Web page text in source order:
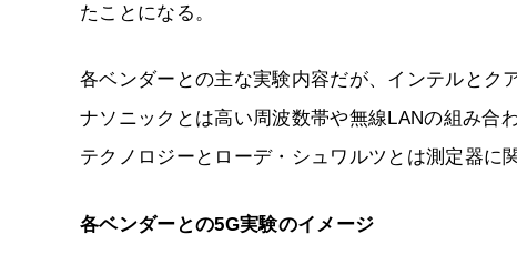
たことになる。
各ベンダーとの主な実験内容だが、インテルとク
ナソニックとは高い周波数帯や無線LANの組み合
テクノロジーとローデ・シュワルツとは測定器に
各ベンダーとの5G実験のイメージ